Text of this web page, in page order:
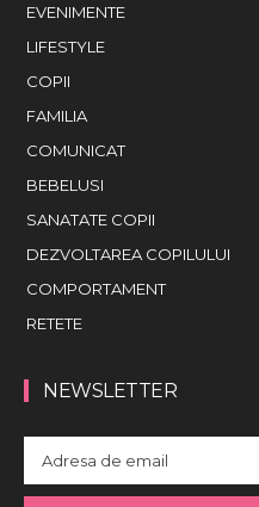
EVENIMENTE
LIFESTYLE
COPII
FAMILIA
COMUNICAT
BEBELUSI
SANATATE COPII
DEZVOLTAREA COPILULUI
COMPORTAMENT
RETETE
NEWSLETTER